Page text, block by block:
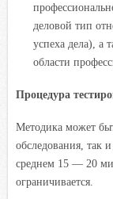
деловой тип
успеха дела), а
области
Процедура
Методика может
обследования, так
среднем 15 — 20
ограничивается.